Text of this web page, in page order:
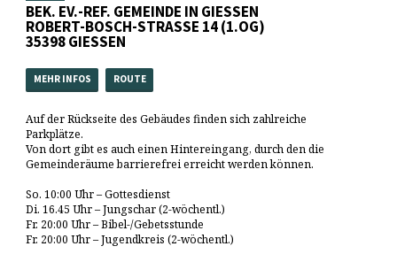
BEK. EV.-REF. GEMEINDE IN GIESSEN
ROBERT-BOSCH-STRASSE 14 (1.OG)
35398 GIESSEN
MEHR INFOS ROUTE
Auf der Rückseite des Gebäudes finden sich zahlreiche
Parkplätze.
Von dort gibt es auch einen Hintereingang, durch den die
Gemeinderäume barrierefrei erreicht werden können.
So. 10:00 Uhr – Gottesdienst
Di. 16.45 Uhr – Jungschar (2-wöchentl.)
Fr. 20:00 Uhr – Bibel-/Gebetsstunde
Fr. 20:00 Uhr – Jugendkreis (2-wöchentl.)